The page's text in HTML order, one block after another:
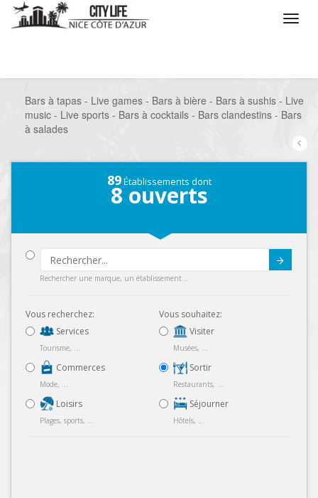
Bars à tapas - Live games - Bars à bière - Bars à sushis - Live
music - Live sports - Bars à cocktails - Bars clandestins - Bars
à salades
89Établissements dont
8 ouverts
Rechercher une marque, un établissement...
Vous recherchez:
Services
Tourisme, ...
Commerces
Mode, ...
Loisirs
Plages, sports, ...
Vous souhaitez:
Visiter
Musées, ...
Sortir
Restaurants, ...
Séjourner
Hôtels, ...